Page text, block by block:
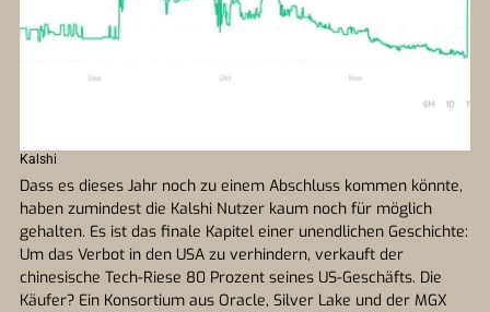
Kalshi
Dass es dieses Jahr noch zu einem Abschluss kommen könnte,
haben zumindest die Kalshi Nutzer kaum noch für möglich
gehalten. Es ist das finale Kapitel einer unendlichen Geschichte:
Um das Verbot in den USA zu verhindern, verkauft der
chinesische Tech-Riese 80 Prozent seines US-Geschäfts. Die
Käufer? Ein Konsortium aus Oracle, Silver Lake und der MGX